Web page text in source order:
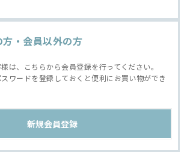
・会員以外の方
は、こちらから会員登録を行ってください。
ワードを登録しておくと便利にお買い物ができ